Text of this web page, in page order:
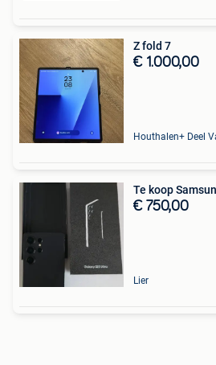
Z fold 7
€ 1.000,00
Te koop
€ 750,00
Lier